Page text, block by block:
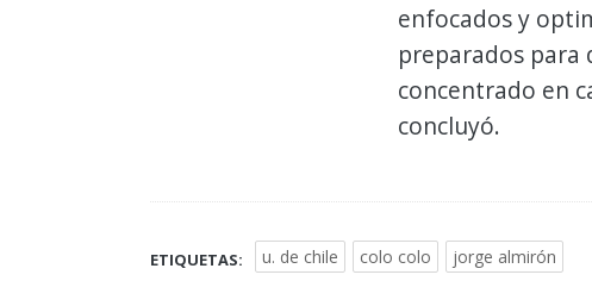
enfocados y
preparados para
concentrado en
concluyó.
ETIQUETAS: u. de chile colo colo jorge almirón